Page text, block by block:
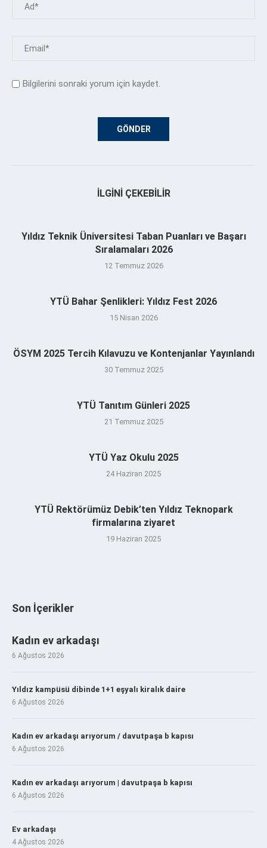
Bilgilerini sonraki yorum için kaydet.
İLGINI ÇEKEBILIR
Yıldız Teknik Üniversitesi Taban Puanları ve Başarı
Sıralamaları 2026
12 Temmuz 2026
YTÜ Bahar Şenlikleri: Yıldız Fest 2026
15 Nisan 2026
ÖSYM 2025 Tercih Kılavuzu ve Kontenjanlar Yayınlandı
30 Temmuz 2025
YTÜ Tanıtım Günleri 2025
21 Temmuz 2025
YTÜ Yaz Okulu 2025
24 Haziran 2025
YTÜ Rektörümüz Debik’ten Yıldız Teknopark
firmalarına ziyaret
19 Haziran 2025
Son İçerikler
Kadın ev arkadaşı
6 Ağustos 2026
Yıldız kampüsü dibinde 1+1 eşyalı kiralık daire
6 Ağustos 2026
Kadın ev arkadaşı arıyorum / davutpaşa b kapısı
6 Ağustos 2026
Kadın ev arkadaşı arıyorum | davutpaşa b kapısı
6 Ağustos 2026
Ev arkadaşı
4 Ağustos 2026